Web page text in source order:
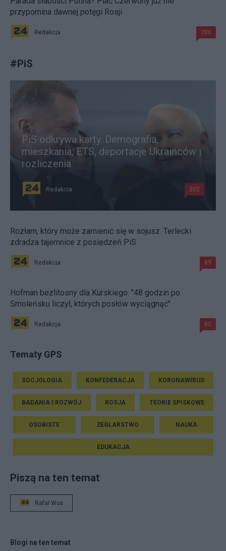
przypomina dawnej potęgi Rosji
Redakcja 206
#PiS
PiS odkrywa karty. Demografia,
mieszkania, ETS, deportacje Ukraińców i
rozliczenia
Redakcja 202
Rozłam, który może zamienić się w sojusz. Terlecki
zdradza tajemnice z posiedzeń PiS
Redakcja 89
Hofman bezlitosny dla Kurskiego. "48 godzin po
Smoleńsku liczył, których posłów wyciągnąć"
Redakcja 85
Tematy GPS
SOCJOLOGIA KONFEDERACJA KORONAWIRUS
BADANIA I ROZWÓJ ROSJA TEORIE SPISKOWE
OSOBISTE ŻEGLARSTWO NAUKA
EDUKACJA
Piszą na ten temat
Rafał Woś
Blogi na ten temat